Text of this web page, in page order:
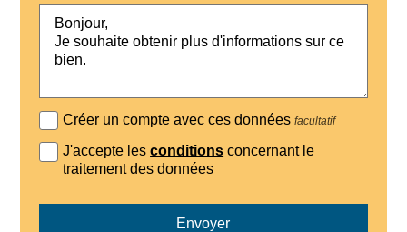
Créer un compte avec ces donnéesfacultatif
J'accepte lesconditions concernant le
traitement des données
Envoyer